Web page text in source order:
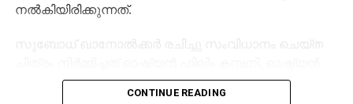
നൽകിയിരിക്കുന്നത്.
സുബോധ് ഖാനോൽക്കർ രചിച്ചു സംവിധാനം ചെയ്ത
ആർട്ട് ഹൌസ് പ്രൊഡക്ഷൻ എന്നീ ബാനറുകളിൽ
സുജയ് ഹാൻഡെ, ഓങ്കാർ കേറ്റ്, സുബോധ്
CONTINUE READING